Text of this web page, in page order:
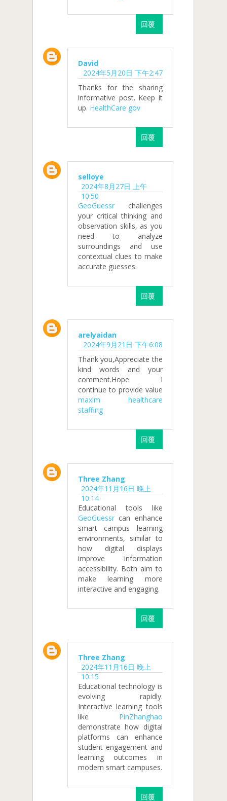
回覆
David
2024年5月20日 下午2:47
Thanks for the sharing
informative post. Keep it
up. HealthCare gov
回覆
selloye
2024年8月27日 上午
10:50
GeoGuessr challenges
your critical thinking and
observation skills, as you
need to analyze
surroundings and use
contextual clues to make
accurate guesses.
回覆
arelyaidan
2024年9月21日 下午6:08
Thank you,Appreciate the
kind words and your
comment.Hope I
continue to provide value
maxim healthcare
staffing
回覆
Three Zhang
2024年11月16日 晚上
10:14
Educational tools like
GeoGuessr can enhance
smart campus learning
environments, similar to
how digital displays
improve information
accessibility. Both aim to
make learning more
interactive and engaging.
回覆
Three Zhang
2024年11月16日 晚上
10:15
Educational technology is
evolving rapidly.
Interactive learning tools
like PinZhanghao
demonstrate how digital
platforms can enhance
student engagement and
learning outcomes in
modern smart campuses.
回覆